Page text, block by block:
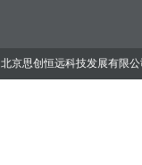
北京思创恒远科技发展有限